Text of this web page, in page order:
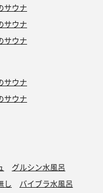
サウナ
サウナ
サウナ
サウナ
サウナ
グルシン水風呂
し
バイブラ水風呂